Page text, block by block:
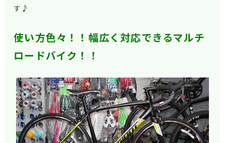
す ♪
使い方色々！！幅広く対応できるマルチ
ロードバイク！！